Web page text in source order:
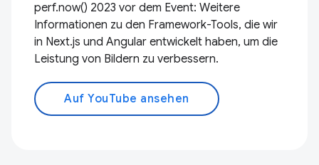
perf.now() 2023 vor dem Event: Weitere
Informationen zu den Framework-Tools, die wir
in Next.js und Angular entwickelt haben, um die
Leistung von Bildern zu verbessern.
Auf YouTube ansehen